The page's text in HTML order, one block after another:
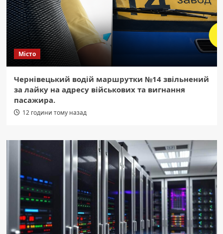
Місто
Чернівецький водій маршрутки №14 звільнений
за лайку на адресу військових та вигнання
пасажира.
12 години тому назад